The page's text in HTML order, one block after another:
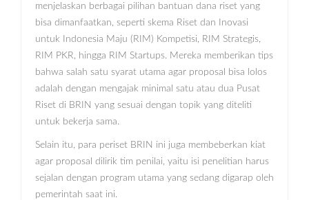
menjelaskan berbagai pilihan bantuan dana riset yang
bisa dimanfaatkan, seperti skema Riset dan Inovasi
untuk Indonesia Maju (RIM) Kompetisi, RIM Strategis,
RIM PKR, hingga RIM Startups. Mereka memberikan tips
bahwa salah satu syarat utama agar proposal bisa lolos
adalah dengan mengajak minimal satu atau dua Pusat
Riset di BRIN yang sesuai dengan topik yang diteliti
untuk bekerja sama.
Selain itu, para periset BRIN ini juga membeberkan kiat
agar proposal dilirik tim penilai, yaitu isi penelitian harus
sejalan dengan program utama yang sedang digarap oleh
pemerintah saat ini.